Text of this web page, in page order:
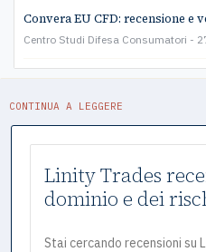
Convera EU CFD: recensione e
Centro Studi Difesa Consumatori
CONTINUA A LEGGERE
Linity Trades
dominio e dei
Stai cercando recensioni su